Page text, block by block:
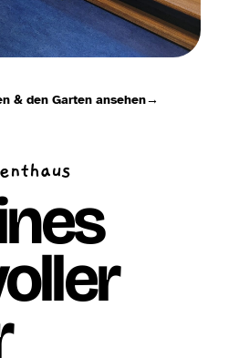
& den Garten ansehen→